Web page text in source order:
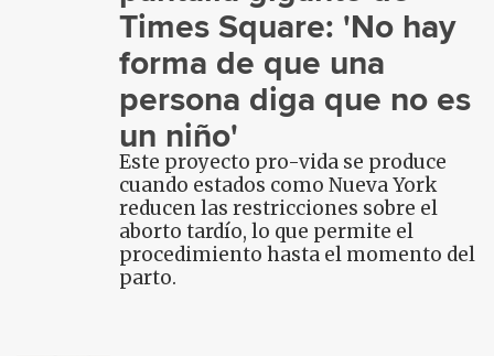
Times Square: 'No hay
forma de que una
persona diga que no es
un niño'
Este proyecto pro-vida se produce
cuando estados como Nueva York
reducen las restricciones sobre el
aborto tardío, lo que permite el
procedimiento hasta el momento del
parto.